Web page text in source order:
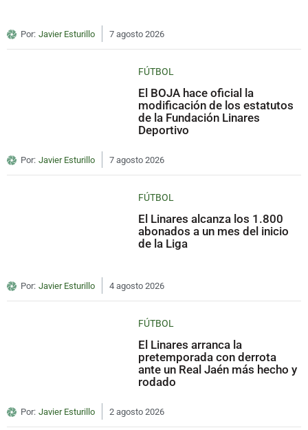
Por: Javier Esturillo 7 agosto 2026
FÚTBOL
El BOJA hace oficial la
modificación de los estatutos
de la Fundación Linares
Deportivo
Por: Javier Esturillo 7 agosto 2026
FÚTBOL
El Linares alcanza los 1.800
abonados a un mes del inicio
de la Liga
Por: Javier Esturillo 4 agosto 2026
FÚTBOL
El Linares arranca la
pretemporada con derrota
ante un Real Jaén más hecho y
rodado
Por: Javier Esturillo 2 agosto 2026